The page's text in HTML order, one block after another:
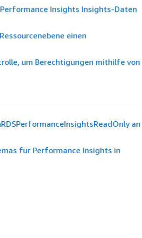
Insights Insights-Daten
einen
um Berechtigungen mithilfe von
an
für Performance Insights in